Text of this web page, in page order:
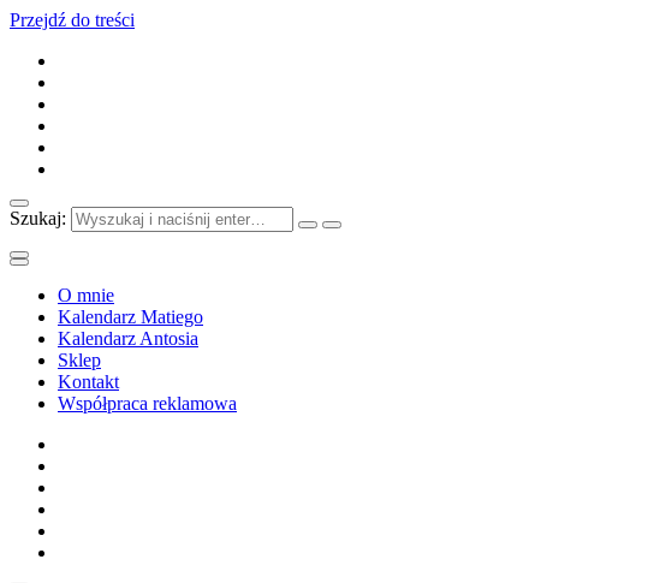
Przejdź do treści
Szukaj:
O mnie
Kalendarz Matiego
Kalendarz Antosia
Sklep
Kontakt
Współpraca reklamowa